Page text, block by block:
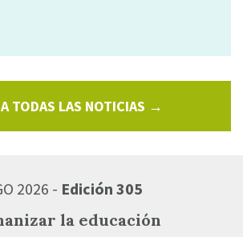
TODAS LAS NOTICIAS →
2026 - Edición 305
la educación